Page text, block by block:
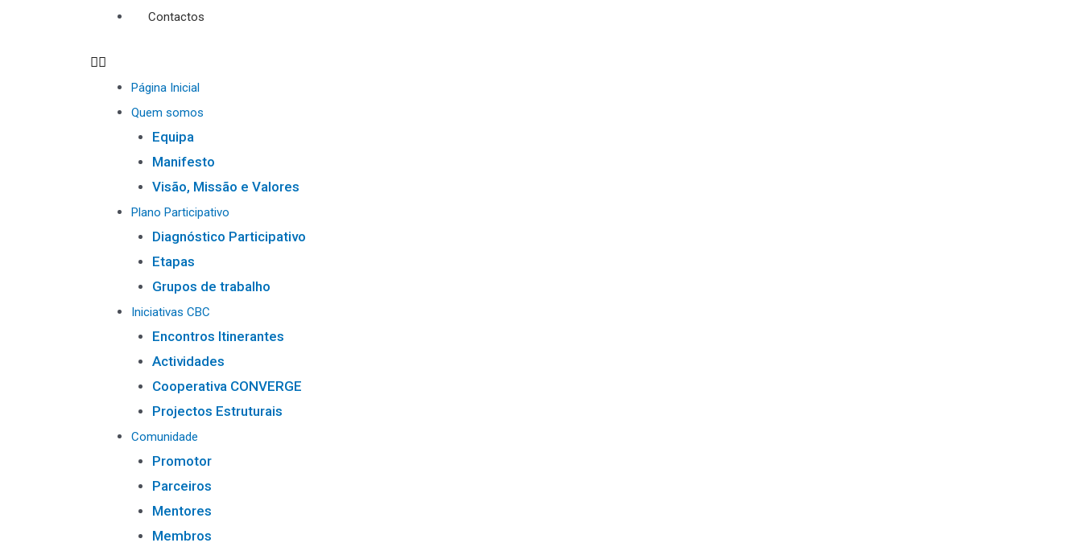
Contactos
Página Inicial
Quem somos
Equipa
Manifesto
Visão, Missão e Valores
Plano Participativo
Diagnóstico Participativo
Etapas
Grupos de trabalho
Iniciativas CBC
Encontros Itinerantes
Actividades
Cooperativa CONVERGE
Projectos Estruturais
Comunidade
Promotor
Parceiros
Mentores
Membros